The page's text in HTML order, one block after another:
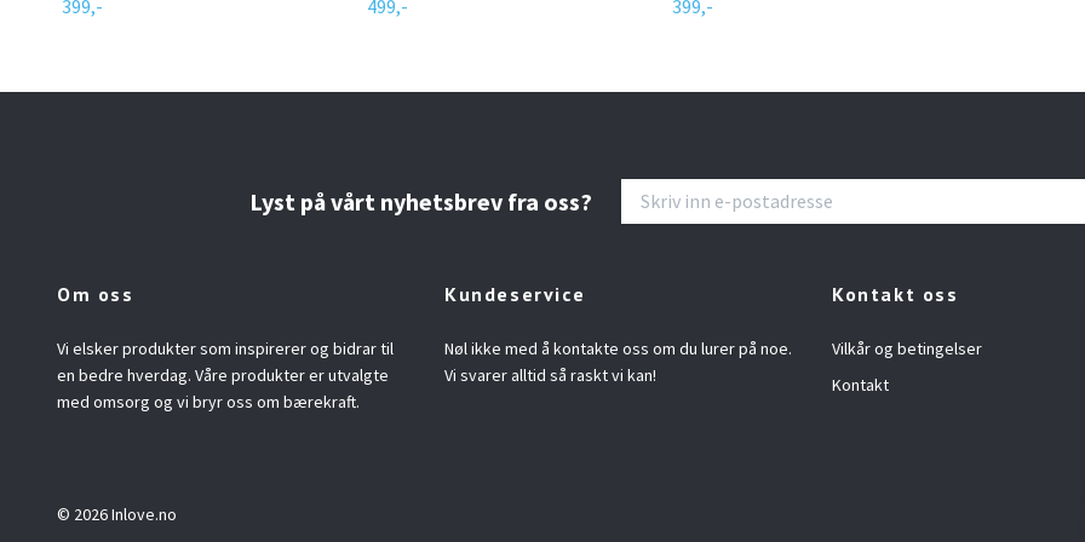
399,-
499,-
399,-
Lyst på vårt nyhetsbrev fra oss?
Om oss
Vi elsker produkter som inspirerer og bidrar til
en bedre hverdag. Våre produkter er utvalgte
med omsorg og vi bryr oss om bærekraft.
Kundeservice
Nøl ikke med å kontakte oss om du lurer på noe.
Vi svarer alltid så raskt vi kan!
Kontakt oss
Vilkår og betingelser
Kontakt
© 2026 Inlove.no